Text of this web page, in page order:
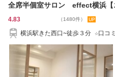
全席半個室サロン effect横浜【
4.83 （1480件）
横浜駅きた西口~徒歩３分 ☆口コ